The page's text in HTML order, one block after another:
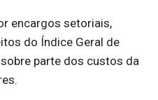
encargos setoriais,
do Índice Geral de
parte dos custos da